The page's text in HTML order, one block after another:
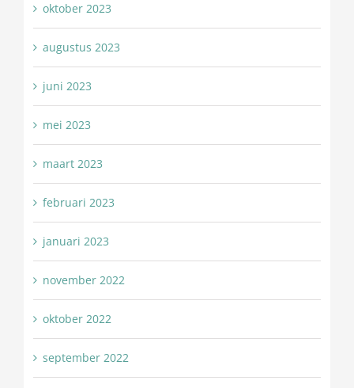
oktober 2023
augustus 2023
juni 2023
mei 2023
maart 2023
februari 2023
januari 2023
november 2022
oktober 2022
september 2022